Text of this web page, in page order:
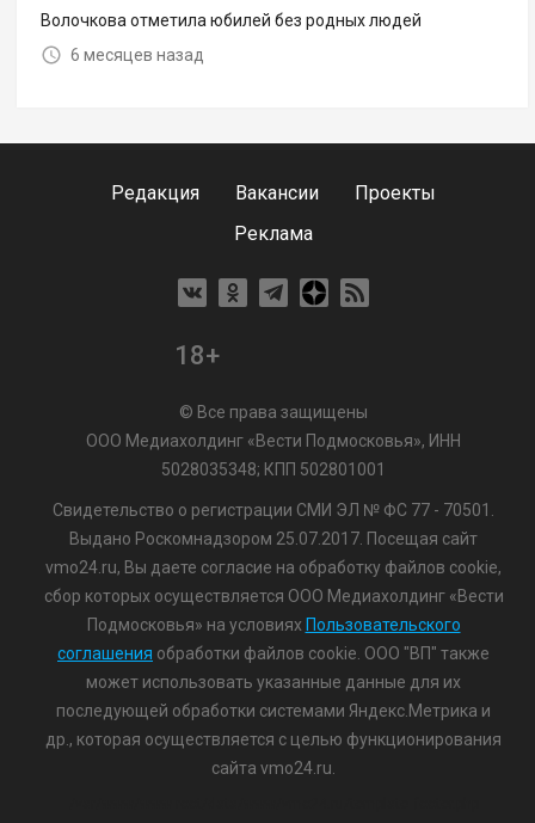
Волочкова отметила юбилей без родных людей
6 месяцев назад
Редакция Вакансии
Проекты
Реклама
18+
© Все права защищены
ООО Медиахолдинг «Вести Подмосковья», ИНН
5028035348; КПП 502801001
Свидетельство о регистрации СМИ ЭЛ № ФС 77 - 70501.
Выдано Роскомнадзором 25.07.2017. Посещая сайт
vmo24.ru, Вы даете согласие на обработку файлов cookie,
сбор которых осуществляется ООО Медиахолдинг «Вести
Подмосковья» на условиях Пользовательского
соглашения обработки файлов cookie. ООО "ВП" также
может использовать указанные данные для их
последующей обработки системами Яндекс.Метрика и
др., которая осуществляется с целью функционирования
сайта vmo24.ru.